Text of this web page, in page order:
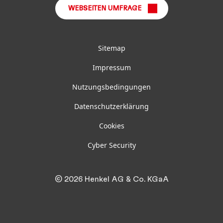
WEBSEITEN UMFRAGE
Sitemap
Impressum
Nutzungsbedingungen
Datenschutzerklärung
Cookies
Cyber Security
© 2026 Henkel AG & Co. KGaA